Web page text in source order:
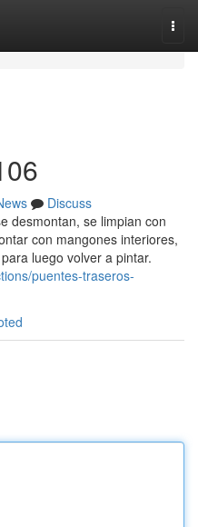
Discuss
desmontan, se limpian con
con mangones interiores,
luego volver a pintar.
puentes-traseros-